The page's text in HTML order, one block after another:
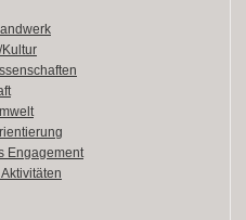
Engagement